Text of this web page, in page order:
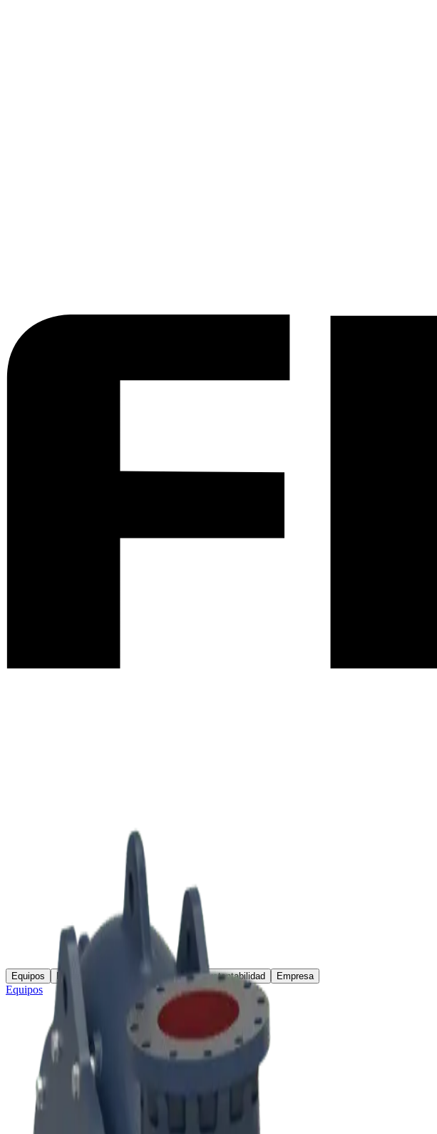
Equipos Piezas y Servicios Innovacion Sustentabilidad Empresa
Equipos